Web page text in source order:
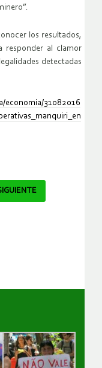
los resultados,
responder al clamor
detectadas
31082016